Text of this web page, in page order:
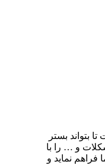
بتواند بستر
و … را با
فراهم نماید و